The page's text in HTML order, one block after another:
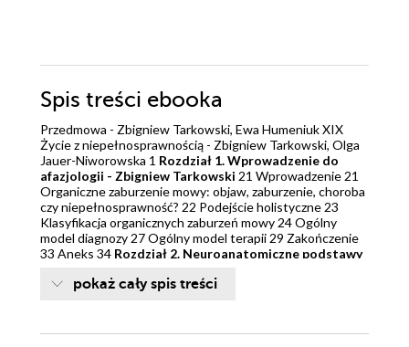
Spis treści ebooka
Przedmowa - Zbigniew Tarkowski, Ewa Humeniuk XIX
Życie z niepełnosprawnością - Zbigniew Tarkowski, Olga
Jauer-Niworowska 1 Rozdział 1. Wprowadzenie do
afazjologii - Zbigniew Tarkowski 21 Wprowadzenie 21
Organiczne zaburzenie mowy: objaw, zaburzenie, choroba
czy niepełnosprawność? 22 Podejście holistyczne 23
Klasyfikacja organicznych zaburzeń mowy 24 Ogólny
model diagnozy 27 Ogólny model terapii 29 Zakończenie
33 Aneks 34 Rozdział 2. Neuroanatomiczne podstawy
Wprowadzenie 35 Rozwój układu nerwowego 35
Torebka wewnętrzna 43 Twór siatkowaty 44 Część
pokaż cały spis treści